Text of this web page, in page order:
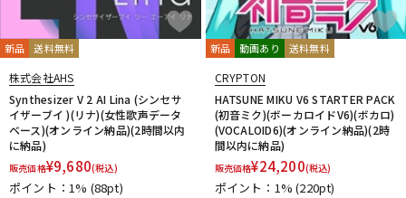
新品 送料無料
株式会社AHS
Synthesizer V 2 AI Lina (シンセサ
イザーブイ )(リナ)(女性歌声データ
ベース)(オンライン納品)(2時間以内
に納品)
販売価格¥9,680(税込)
ポイント：1% (88pt)
新品 動画あり 送料無料
CRYPTON
HATSUNE MIKU V6 STARTER PACK
(初音ミク)(ボーカロイドV6)(ボカロ)
(VOCALOID6)(オンライン納品)(2時
間以内に納品)
販売価格¥24,200(税込)
ポイント：1%(220pt)